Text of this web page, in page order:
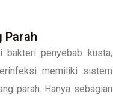
Parah
bakteri penyebab kusta,
memiliki sistem
parah. Hanya sebagian